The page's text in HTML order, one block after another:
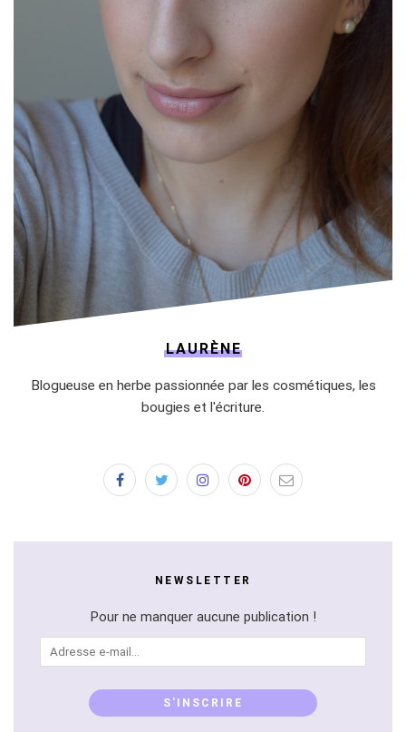
LAURÈNE
Blogueuse en herbe passionnée par les cosmétiques, les
bougies et l'écriture.
NEWSLETTER
Pour ne manquer aucune publication !
Adresse
e-
S'INSCRIRE